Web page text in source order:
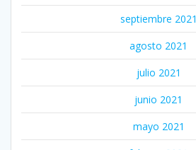
septiembre 2021
agosto 2021
julio 2021
junio 2021
mayo 2021